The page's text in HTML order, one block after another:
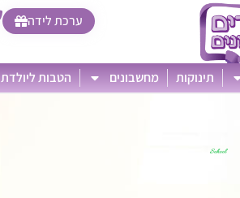
ערכת לידה
תינוקות מחשבונים הטבות ליולדת